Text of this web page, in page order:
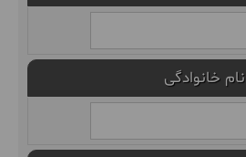
نام خانوادگی